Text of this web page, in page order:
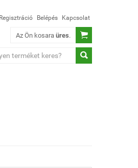
Regisztráció Belépés Kapcsolat
Az Ön kosara üres.

